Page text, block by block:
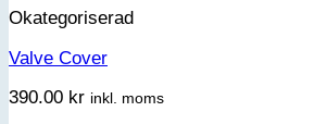
Okategoriserad
Valve Cover
390.00 kr inkl. moms